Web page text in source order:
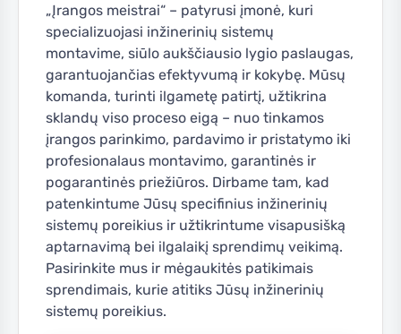
„Įrangos meistrai“ – patyrusi įmonė, kuri
specializuojasi inžinerinių sistemų
montavime, siūlo aukščiausio lygio paslaugas,
garantuojančias efektyvumą ir kokybę. Mūsų
komanda, turinti ilgametę patirtį, užtikrina
sklandų viso proceso eigą – nuo tinkamos
įrangos parinkimo, pardavimo ir pristatymo iki
profesionalaus montavimo, garantinės ir
pogarantinės priežiūros. Dirbame tam, kad
patenkintume Jūsų specifinius inžinerinių
sistemų poreikius ir užtikrintume visapusišką
aptarnavimą bei ilgalaikį sprendimų veikimą.
Pasirinkite mus ir mėgaukitės patikimais
sprendimais, kurie atitiks Jūsų inžinerinių
sistemų poreikius.